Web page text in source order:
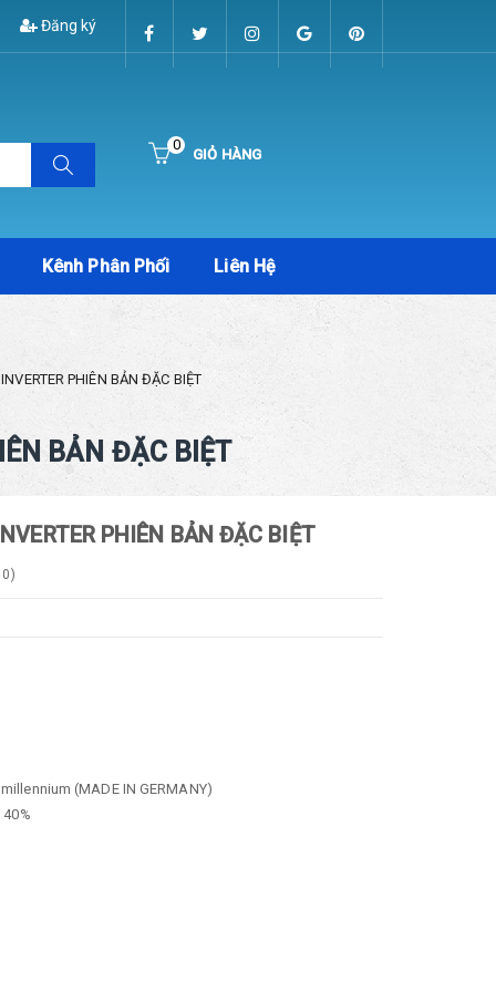
Đăng ký
GIỎ HÀNG
0
Kênh Phân Phối Liên Hệ
PHIÊN BẢN ĐẶC BIỆT
BẢN ĐẶC BIỆT
PHIÊN BẢN ĐẶC BIỆT
0)
(MADE IN GERMANY)